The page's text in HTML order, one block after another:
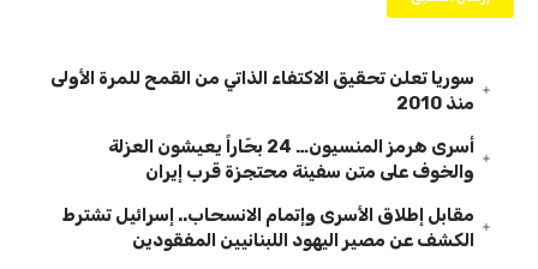
سوريا تعلن تحقيق الاكتفاء الذاتي من القمح للمرة الأولى
منذ 2010
أسرى هرمز المنسيون… 24 بحّاراً يعيشون العزلة
والخوف على متن سفينة محتجزة قرب إيران
مقابل إطلاق الأسرى وإتمام الانسحاب.. إسرائيل تشترط
الكشف عن مصير اليهود اللبنانيين المفقودين